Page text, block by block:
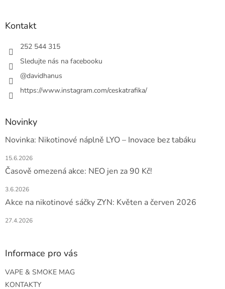
Kontakt
252 544 315
Sledujte nás na facebooku
@davidhanus
https://www.instagram.com/ceskatrafika/
Novinky
Novinka: Nikotinové náplně LYO – Inovace bez tabáku
15.6.2026
Časově omezená akce: NEO jen za 90 Kč!
3.6.2026
Akce na nikotinové sáčky ZYN: Květen a červen 2026
27.4.2026
Informace pro vás
VAPE & SMOKE MAG
KONTAKTY